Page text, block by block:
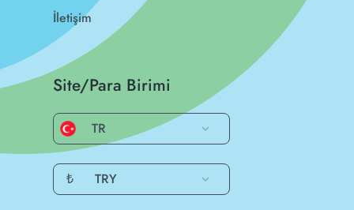
İletişim
Site/Para Birimi
TR
₺ TRY